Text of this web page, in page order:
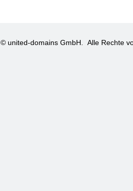
© united-domains GmbH. Alle Rechte